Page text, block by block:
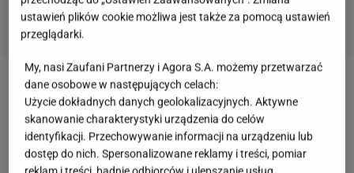
Zobacz wideoDrożdżowe racuchy - przepis na
pyszną przekąskę
Jak zrobić racuchy z truskawkami bez długiego
ustawień plików cookie możliwa jest także za pomocą ustawień
przeglądarki.
My, nasi Zaufani Partnerzy i Agora S.A. możemy przetwarzać
dane osobowe w następujących celach:
Użycie dokładnych danych geolokalizacyjnych. Aktywne
skanowanie charakterystyki urządzenia do celów
identyfikacji. Przechowywanie informacji na urządzeniu lub
dostęp do nich. Spersonalizowane reklamy i treści, pomiar